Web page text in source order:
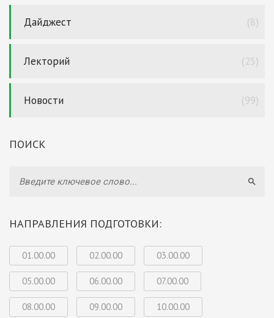
Дайджест (8)
Лекторий (25)
Новости (99)
ПОИСК
НАПРАВЛЕНИЯ ПОДГОТОВКИ:
01.00.00 02.00.00 03.00.00
05.00.00 06.00.00 07.00.00
08.00.00 09.00.00 10.00.00